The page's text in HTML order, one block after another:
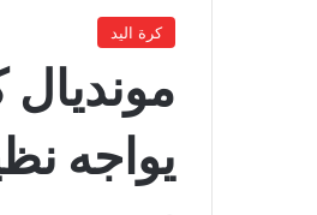
كرة اليد
يواجه